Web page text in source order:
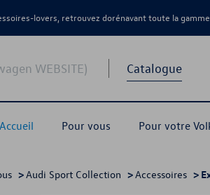
lovers, retrouvez dorénavant toute la
WEBSITE) Catalogue
Accueil Pour vous Pour votre
>Audi Sport Collection >Accessoires >